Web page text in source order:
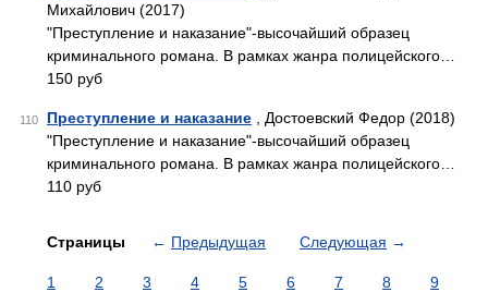
Михайлович (2017)
"Преступление и наказание"-высочайший образец
криминального романа. В рамках жанра полицейского…
150 руб
110 Преступление и наказание , Достоевский Федор (2018)
"Преступление и наказание"-высочайший образец
криминального романа. В рамках жанра полицейского…
110 руб
Страницы ← Предыдущая Следующая →
1 2 3 4 5 6 7 8
9